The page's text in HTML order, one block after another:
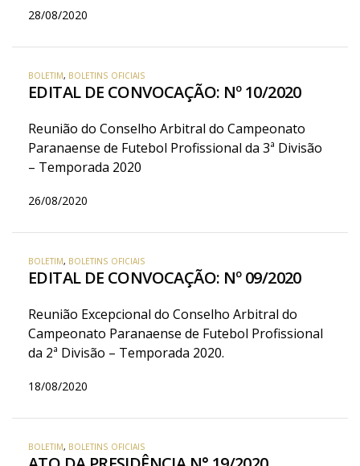
28/08/2020
BOLETIM, BOLETINS OFICIAIS
EDITAL DE CONVOCAÇÃO: Nº 10/2020
Reunião do Conselho Arbitral do Campeonato
Paranaense de Futebol Profissional da 3ª Divisão
– Temporada 2020
26/08/2020
BOLETIM, BOLETINS OFICIAIS
EDITAL DE CONVOCAÇÃO: Nº 09/2020
Reunião Excepcional do Conselho Arbitral do
Campeonato Paranaense de Futebol Profissional
da 2ª Divisão – Temporada 2020.
18/08/2020
BOLETIM, BOLETINS OFICIAIS